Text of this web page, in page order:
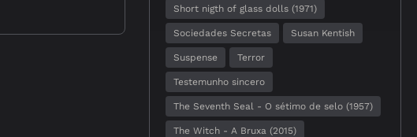
Short nigth of glass dolls (1971)
Sociedades Secretas Susan Kentish
Suspense Terror
Testemunho sincero
The Seventh Seal - O sétimo de selo (1957)
The Witch - A Bruxa (2015)